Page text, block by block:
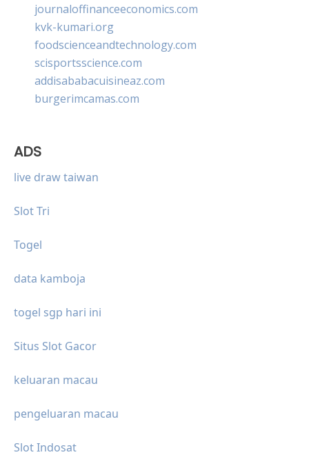
journaloffinanceeconomics.com
kvk-kumari.org
foodscienceandtechnology.com
scisportsscience.com
addisababacuisineaz.com
burgerimcamas.com
ADS
live draw taiwan
Slot Tri
Togel
data kamboja
togel sgp hari ini
Situs Slot Gacor
keluaran macau
pengeluaran macau
Slot Indosat